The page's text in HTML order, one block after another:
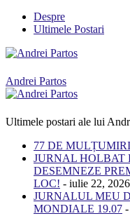
Despre
Ultimele Postari
Andrei Partos
Ultimele postari ale lui
77 DE
JURNAL HOLBAT
DESEMNEZE
LOC! - iulie 22, 2026
JURNALUL MEU
MONDIALE 19.07